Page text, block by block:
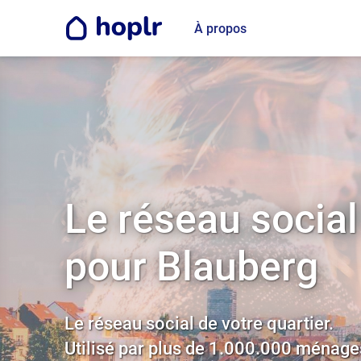
À propos
Le réseau social
pour Blauberg
Le réseau social de votre quartier.
Utilisé par plus de 1.000.000